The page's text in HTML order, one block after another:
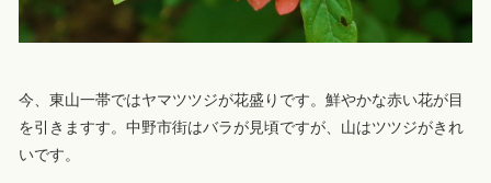
今、東山一帯ではヤマツツジが花盛りです。鮮やかな赤い花が目
を引きますす。中野市街はバラが見頃ですが、山はツツジがきれ
いです。